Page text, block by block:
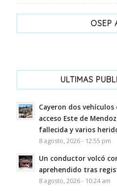
OSEP
ULTIMAS
Cayeron dos
acceso Este de
fallecida y varios
8 agosto, 2026 - 12:55 pm
Un conductor volcó
aprehendido tras
8 agosto, 2026 - 10:24 am